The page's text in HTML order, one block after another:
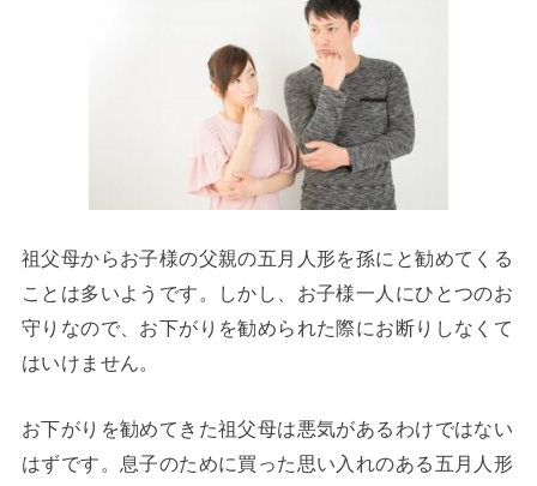
祖父母からお子様の父親の五月人形を孫にと勧めてくる
ことは多いようです。しかし、お子様一人にひとつのお
守りなので、お下がりを勧められた際にお断りしなくて
はいけません。
お下がりを勧めてきた祖父母は悪気があるわけではない
はずです。息子のために買った思い入れのある五月人形